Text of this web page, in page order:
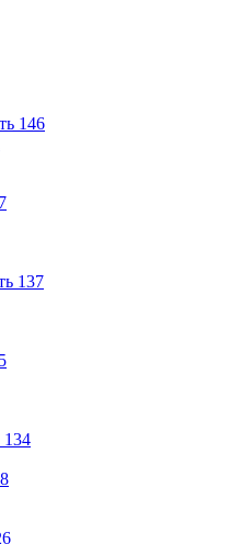
146
137
134